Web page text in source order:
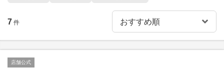
7 件
店舗公式